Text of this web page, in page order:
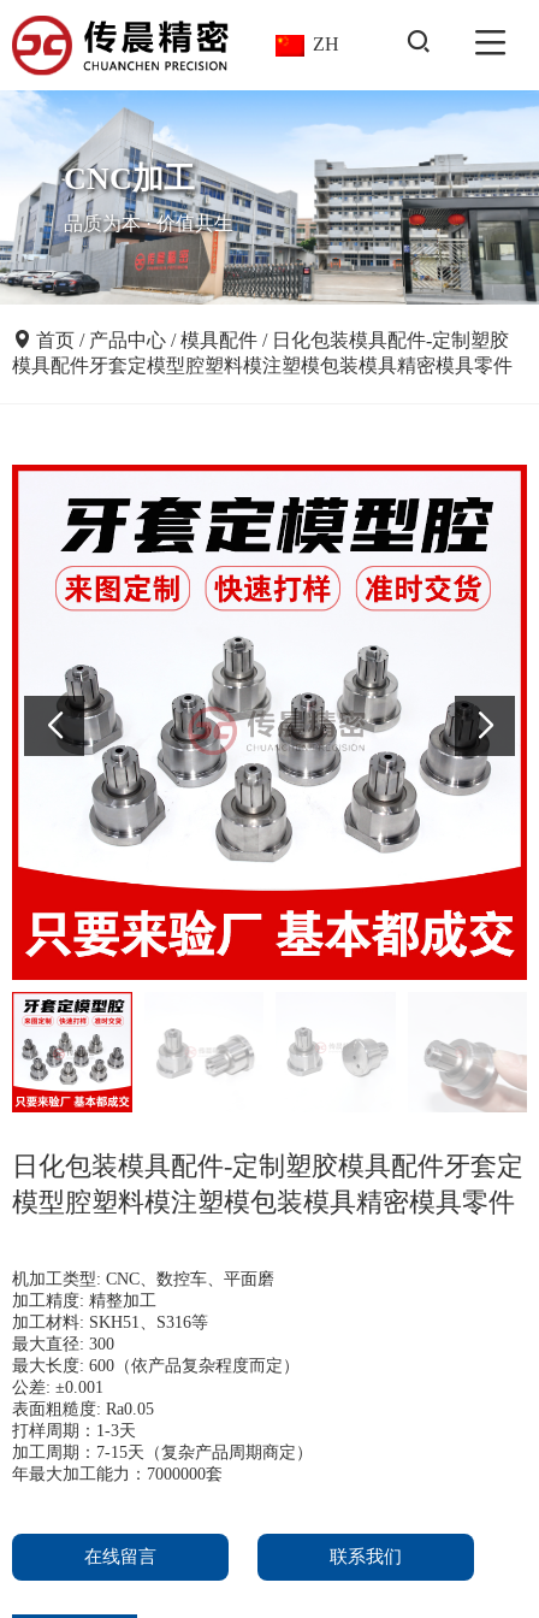
ZH
CNC加工
品质为本 · 价值共生
首页 / 产品中心 /模具配件 / 日化包装模具配件-定制塑胶
模具配件牙套定模型腔塑料模注塑模包装模具精密模具零件
日化包装模具配件-定制塑胶模具配件牙套定
模型腔塑料模注塑模包装模具精密模具零件
机加工类型: CNC、数控车、平面磨
加工精度: 精整加工
加工材料: SKH51、S316等
最大直径: 300
最大长度: 600（依产品复杂程度而定）
公差: ±0.001
表面粗糙度: Ra0.05
打样周期：1-3天
加工周期：7-15天（复杂产品周期商定）
年最大加工能力：7000000套
在线留言 联系我们